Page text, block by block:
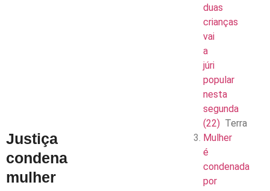
Justiça
condena
mulher
duas
crianças
vai
a
júri
popular
nesta
segunda
(22) Terra
Mulher
é
condenada
por